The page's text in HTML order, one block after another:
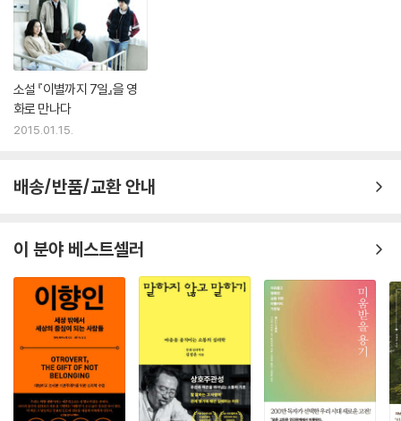
소설 『이별까지 7일』을 영
화로 만나다
2015.01.15.
배송/반품/교환 안내
이 분야 베스트셀러